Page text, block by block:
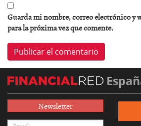
Guarda mi nombre, correo electrónico y
para la próxima vez que comente.
Newsletter